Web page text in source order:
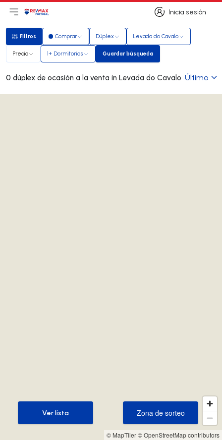
Inicia sesión
Inicia sesión
Abrir el menú principal
Logotipo
Filtros
Filtros Comprar Dúplex Levada do Cavalo
Precio 1+ Dormitorios Guardar búsqueda
Guardar búsqueda
0 dúplex de ocasión a la venta in Levada do Cavalo Último
© MapTiler© OpenStreetMap contributors
Zona de sorteo
Zona de sorteo
Ver lista
Ver lista